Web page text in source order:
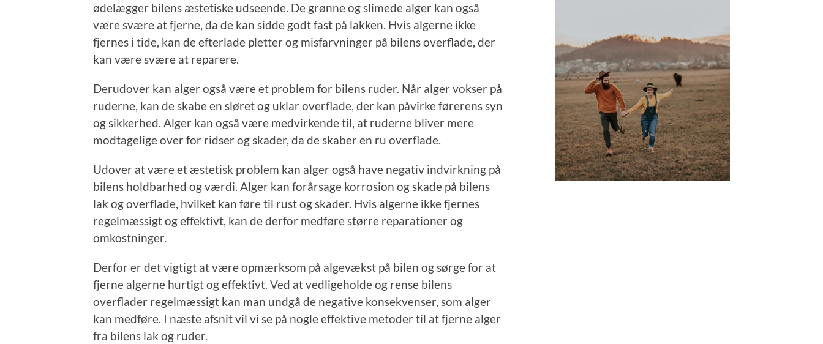
ødelægger bilens æstetiske udseende. De grønne og slimede alger kan også
være svære at fjerne, da de kan sidde godt fast på lakken. Hvis algerne ikke
fjernes i tide, kan de efterlade pletter og misfarvninger på bilens overflade, der
kan være svære at reparere.
Derudover kan alger også være et problem for bilens ruder. Når alger vokser på
ruderne, kan de skabe en sløret og uklar overflade, der kan påvirke førerens syn
og sikkerhed. Alger kan også være medvirkende til, at ruderne bliver mere
modtagelige over for ridser og skader, da de skaber en ru overflade.
Udover at være et æstetisk problem kan alger også have negativ indvirkning på
bilens holdbarhed og værdi. Alger kan forårsage korrosion og skade på bilens
lak og overflade, hvilket kan føre til rust og skader. Hvis algerne ikke fjernes
regelmæssigt og effektivt, kan de derfor medføre større reparationer og
omkostninger.
Derfor er det vigtigt at være opmærksom på algevækst på bilen og sørge for at
fjerne algerne hurtigt og effektivt. Ved at vedligeholde og rense bilens
overflader regelmæssigt kan man undgå de negative konsekvenser, som alger
kan medføre. I næste afsnit vil vi se på nogle effektive metoder til at fjerne alger
fra bilens lak og ruder.